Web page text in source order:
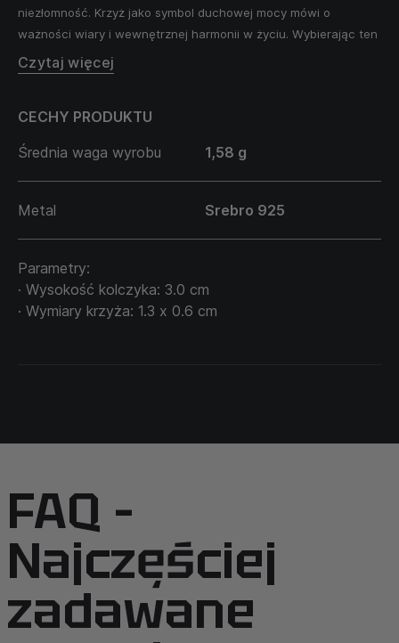
niezłomność. Krzyż jako symbol duchowej mocy mówi o
ważności wiary i wewnętrznej harmonii w życiu. Wybierając ten
kolczyk, wyrażasz swoje oddanie wartościom duchowym i
dążenie do zachowania równowagi oraz pewności w swoim
Czytaj więcej
CECHY PRODUKTU
Średnia waga wyrobu
1,58 g
Metal Srebro 925
Parametry:
· Wysokość kolczyka: 3.0 cm
· Wymiary krzyża: 1.3 х 0.6 cm
FAQ –
Najczęściej
zadawane